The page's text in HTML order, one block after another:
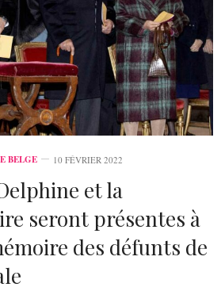
BELGE 10 FÉVRIER 2022
et la
seront présentes à
des défunts de